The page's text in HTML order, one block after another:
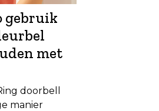
gebruik
met
doorbell
manier